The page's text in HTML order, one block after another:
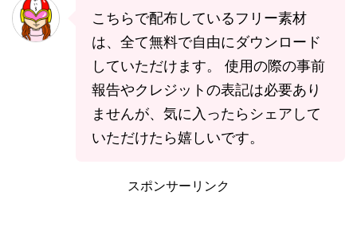
こちらで配布しているフリー素材
は、全て無料で自由にダウンロード
していただけます。 使用の際の事前
報告やクレジットの表記は必要あり
ませんが、気に入ったらシェアして
いただけたら嬉しいです。
スポンサーリンク